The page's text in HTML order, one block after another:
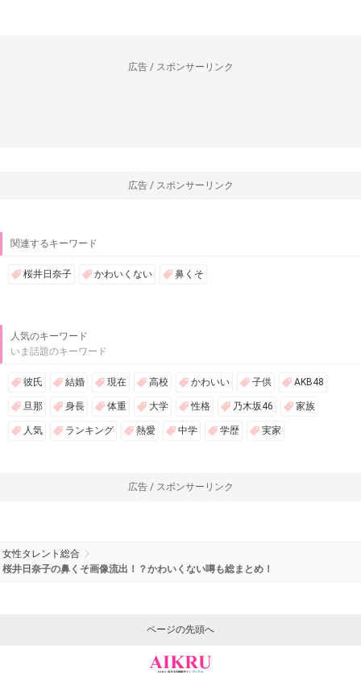
広告 / スポンサーリンク
広告 / スポンサーリンク
関連するキーワード
桜井日奈子 かわいくない 鼻くそ
人気のキーワード
いま話題のキーワード
彼氏 結婚 現在 高校 かわいい 子供 AKB48
旦那 身長 体重 大学 性格 乃木坂46 家族
人気 ランキング 熱愛 中学 学歴 実家
広告 / スポンサーリンク
女性タレント総合
桜井日奈子の鼻くそ画像流出！？かわいくない噂も総まとめ！
ページの先頭へ